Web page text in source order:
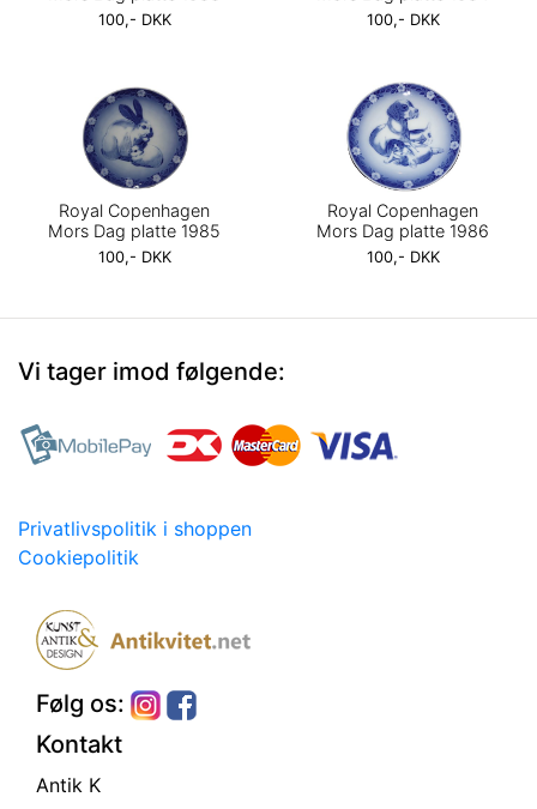
100,- DKK 100,- DKK
Royal Copenhagen
Mors Dag platte 1985
100,- DKK
Royal Copenhagen
Mors Dag platte 1986
100,- DKK
Vi tager imod følgende:
Privatlivspolitik i shoppen
Cookiepolitik
Følg os:
Kontakt
Antik K